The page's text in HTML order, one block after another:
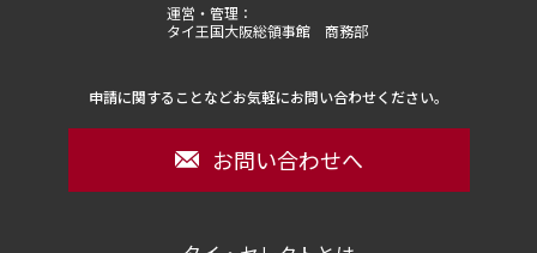
運営・管理：
タイ王国大阪総領事館 商務部
申請に関することなどお気軽にお問い合わせください。
お問い合わせへ